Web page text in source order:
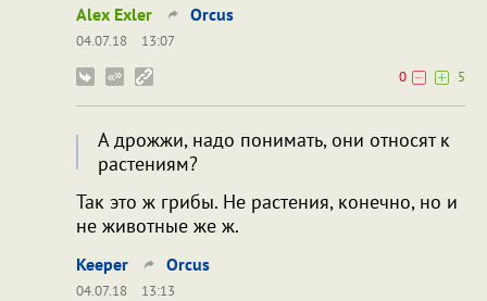
Alex Exler Orcus
04.07.18
13:07
0
5
А дрожжи, надо понимать, они относят к
растениям?
Так это ж грибы. Не растения, конечно, но и
не животные же ж.
Keeper Orcus
04.07.18
13:13